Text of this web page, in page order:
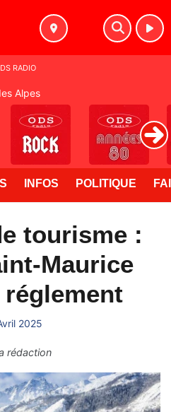
INFOS POLITIQUE
tourisme :
Maurice
2025
rédaction
RADIO
Alpes